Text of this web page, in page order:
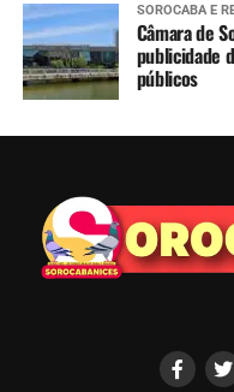
SOROCABA E
Câmara de
publicidade
públicos